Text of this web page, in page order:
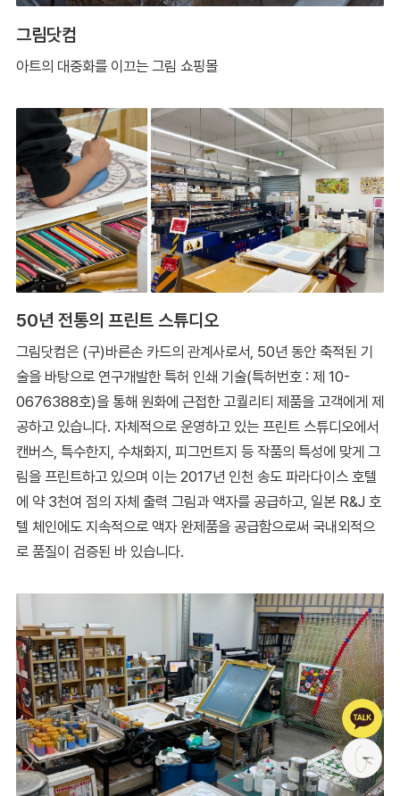
그림닷컴
아트의 대중화를 이끄는 그림 쇼핑몰
50년 전통의 프린트 스튜디오
그림닷컴은 (구)바른손 카드의 관계사로서, 50년 동안 축적된 기
술을 바탕으로 연구개발한 특허 인쇄 기술(특허번호 : 제 10-
0676388호)을 통해 원화에 근접한 고퀄리티 제품을 고객에게 제
공하고 있습니다. 자체적으로 운영하고 있는 프린트 스튜디오에서
캔버스, 특수한지, 수채화지, 피그먼트지 등 작품의 특성에 맞게 그
림을 프린트하고 있으며 이는 2017년 인천 송도 파라다이스 호텔
에 약 3천여 점의 자체 출력 그림과 액자를 공급하고, 일본 R&J 호
텔 체인에도 지속적으로 액자 완제품을 공급함으로써 국내외적으
로 품질이 검증된 바 있습니다.